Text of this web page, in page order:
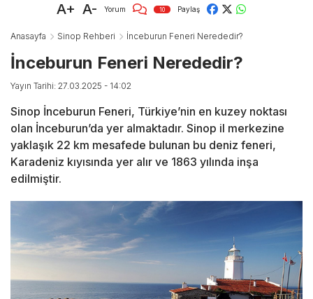
A+ A- Yorum 10 Paylaş
Anasayfa Sinop Rehberi İnceburun Feneri Nerededir?
İnceburun Feneri Nerededir?
Yayın Tarihi: 27.03.2025 - 14:02
Sinop İnceburun Feneri, Türkiye’nin en kuzey noktası
olan İnceburun’da yer almaktadır. Sinop il merkezine
yaklaşık 22 km mesafede bulunan bu deniz feneri,
Karadeniz kıyısında yer alır ve 1863 yılında inşa
edilmiştir.